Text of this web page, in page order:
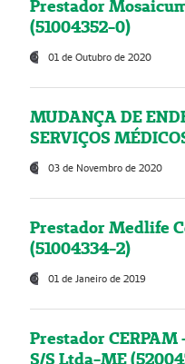
Prestador
(51004352-0)
01 de Outubro de 2020
MUDANÇA DE
SERVIÇOS
03 de Novembro de 2020
Prestador Medlife
(51004334-2)
01 de Janeiro de 2019
Prestador
S/S Ltda-ME